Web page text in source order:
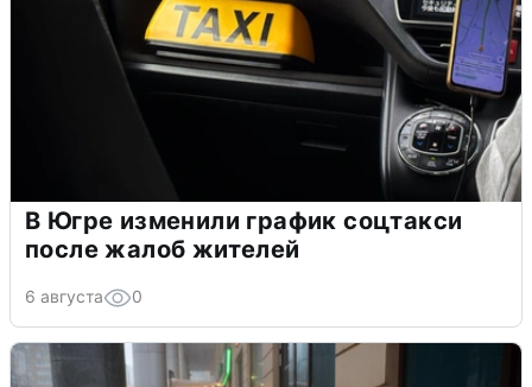
В Югре изменили график соцтакси
после жалоб жителей
6 августа 0